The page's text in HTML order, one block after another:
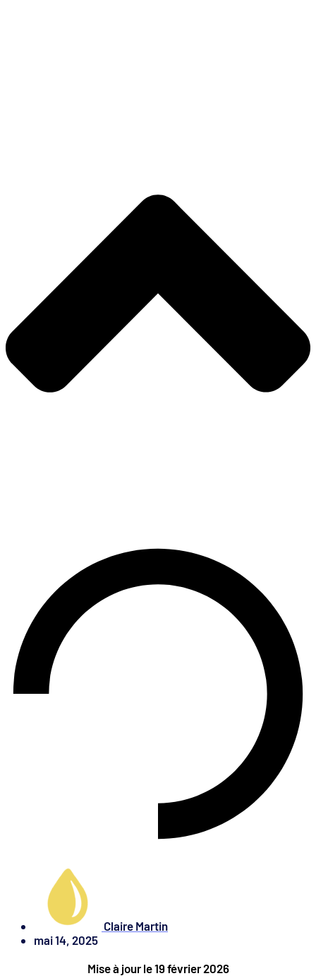
Claire Martin
mai 14, 2025
Mise à jour le 19 février 2026